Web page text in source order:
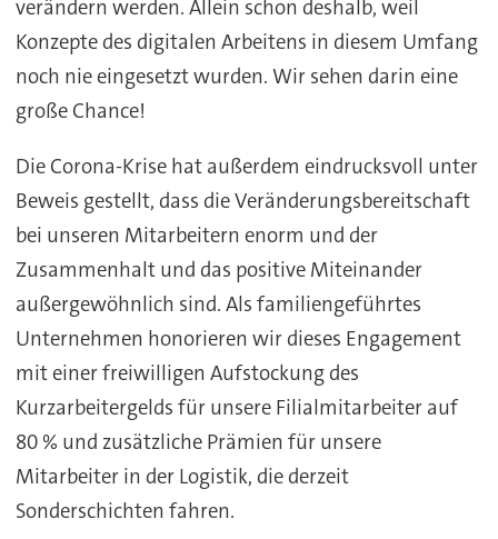
verändern werden. Allein schon deshalb, weil
Konzepte des digitalen Arbeitens in diesem Umfang
noch nie eingesetzt wurden. Wir sehen darin eine
große Chance!
Die Corona-Krise hat außerdem eindrucksvoll unter
Beweis gestellt, dass die Veränderungsbereitschaft
bei unseren Mitarbeitern enorm und der
Zusammenhalt und das positive Miteinander
außergewöhnlich sind. Als familiengeführtes
Unternehmen honorieren wir dieses Engagement
mit einer freiwilligen Aufstockung des
Kurzarbeitergelds für unsere Filialmitarbeiter auf
80 % und zusätzliche Prämien für unsere
Mitarbeiter in der Logistik, die derzeit
Sonderschichten fahren.